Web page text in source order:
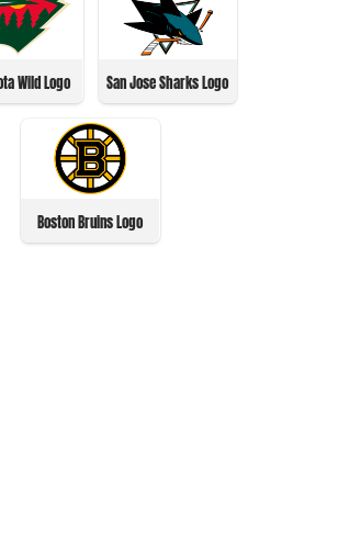
Wild Logo San Jose Sharks Logo
Boston Bruins Logo